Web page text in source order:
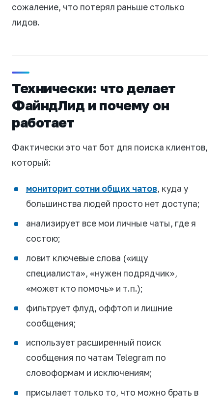
сожаление, что потерял раньше столько
лидов.
Технически: что делает
ФайндЛид и почему он
работает
Фактически это чат бот для поиска клиентов,
который:
мониторит сотни общих чатов, куда у
большинства людей просто нет доступа;
анализирует все мои личные чаты, где я
состою;
ловит ключевые слова («ищу
специалиста», «нужен подрядчик»,
«может кто помочь» и т.п.);
фильтрует флуд, оффтоп и лишние
сообщения;
использует расширенный поиск
сообщения по чатам Telegram по
словоформам и исключениям;
присылает только то, что можно брать в